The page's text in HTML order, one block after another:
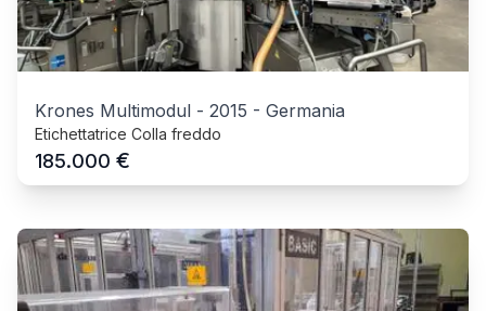
Krones Multimodul - 2015 - Germania
Etichettatrice Colla freddo
185.000 €